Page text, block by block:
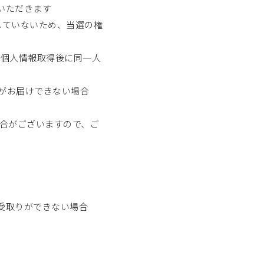
ただきます
いないため、当選の権
人情報取得後に同一人
お届けできない場合
がございますので、ご
取りができない場合